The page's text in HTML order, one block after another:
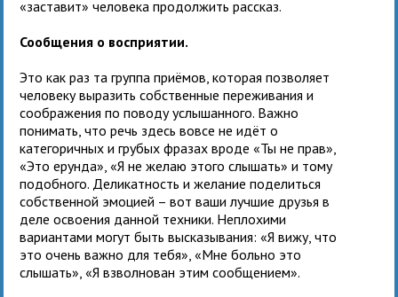
«заставит» человека продолжить рассказ.
Сообщения о восприятии.
Это как раз та группа приёмов, которая позволяет
человеку выразить собственные переживания и
соображения по поводу услышанного. Важно
понимать, что речь здесь вовсе не идёт о
категоричных и грубых фразах вроде «Ты не прав»,
«Это ерунда», «Я не желаю этого слышать» и тому
подобного. Деликатность и желание поделиться
собственной эмоцией – вот ваши лучшие друзья в
деле освоения данной техники. Неплохими
вариантами могут быть высказывания: «Я вижу, что
это очень важно для тебя», «Мне больно это
слышать», «Я взволнован этим сообщением».